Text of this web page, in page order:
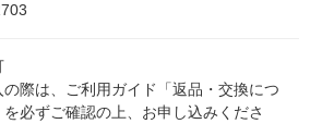
の際は、ご利用ガイド「返品・交換につ
を必ずご確認の上、お申し込みくださ